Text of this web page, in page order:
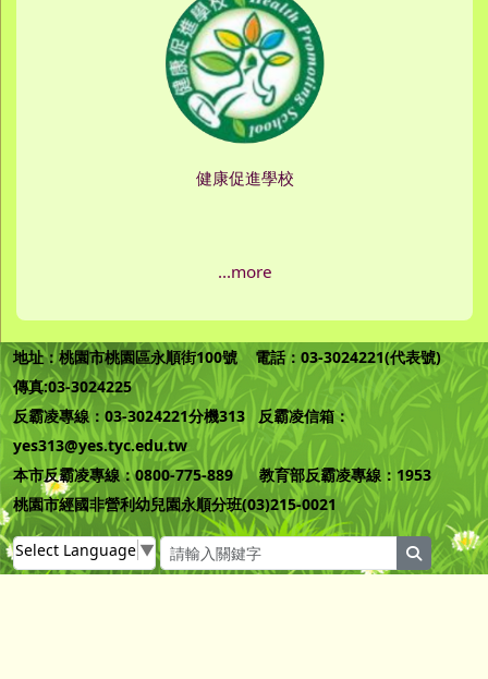
健康促進學校
...more
地址：桃園市桃園區永順街100號 電話：03-3024221(代表號)
傳真:03-3024225
反霸凌專線：03-3024221分機313 反霸凌信箱：
yes313@yes.tyc.edu.tw
本市反霸凌專線：0800-775-889 教育部反霸凌專線：1953
桃園市經國非營利幼兒園永順分班(03)215-0021
Select Language ▼ search